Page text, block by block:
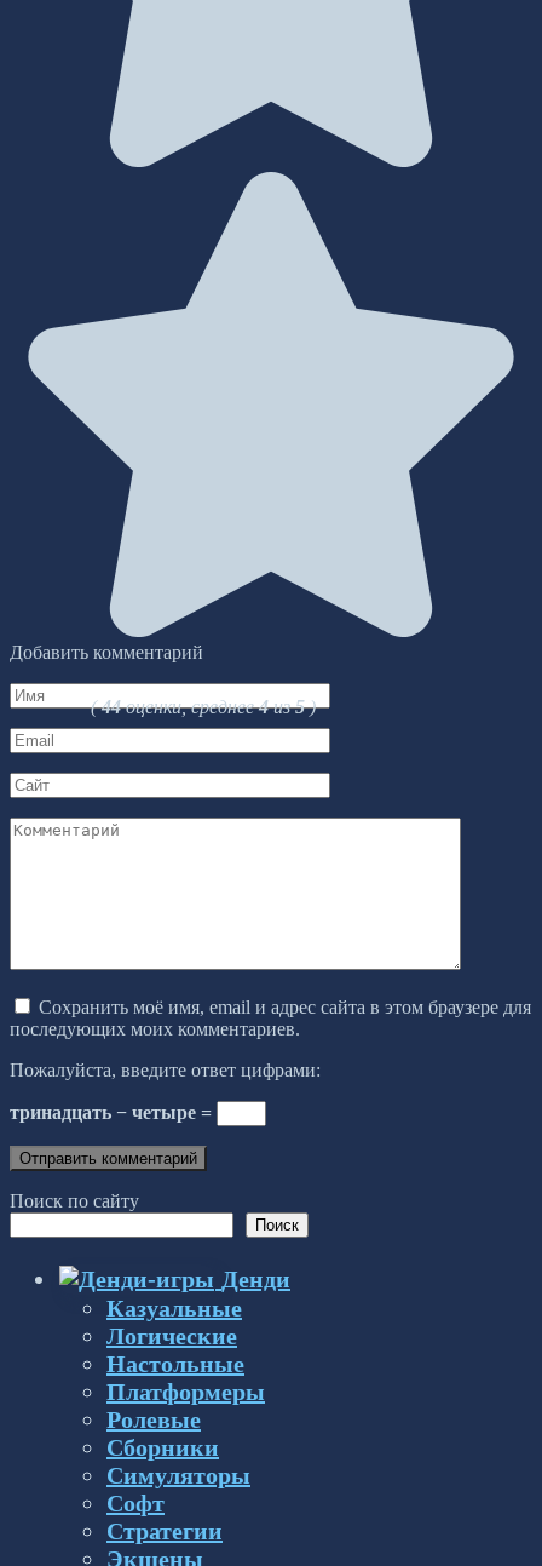
(44оценки, среднее4из5)
Добавить комментарий
Имя
*
Email
*
Сайт
Комментарий
Сохранить моё имя, email и адрес сайта в этом браузере для
последующих моих комментариев.
Пожалуйста, введите ответ цифрами:
тринадцать − четыре =
Поиск по сайту
Поиск
Денди
Казуальные
Логические
Настольные
Платформеры
Ролевые
Сборники
Симуляторы
Софт
Стратегии
Экшены